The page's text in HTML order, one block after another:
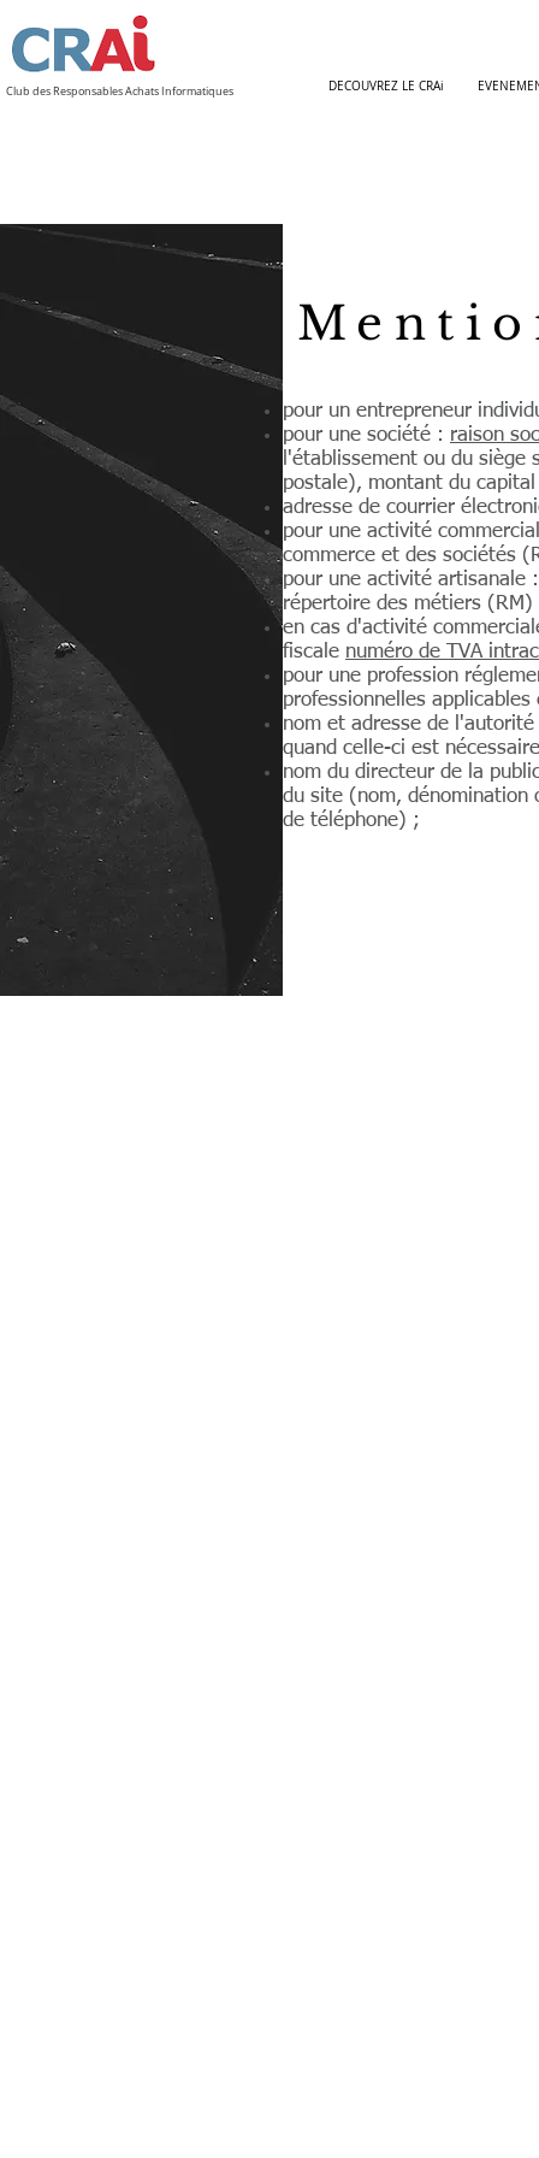
Club des Responsables Achats Informatiques DECOUVREZ LE CRAi
pour un entrepreneur
pour une société : raison
l'établissement ou du siège
postale), montant du
adresse de courrier
pour une activité
commerce et des sociétés
pour une activité artisanale
répertoire des métiers (RM)
en cas d'activité
fiscale numéro de TVA
pour une profession
professionnelles
nom et adresse de
quand celle-ci est nécessaire
nom du directeur de la
du site (nom, dénomination
de téléphone) ;